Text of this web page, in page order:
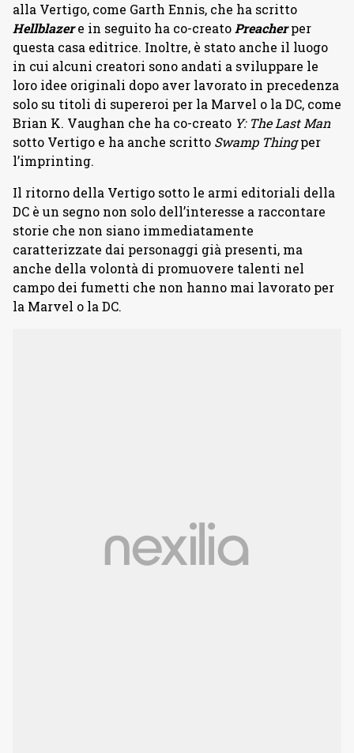
alla Vertigo, come Garth Ennis, che ha scritto
Hellblazere in seguito ha co-creatoPreacherper
questa casa editrice. Inoltre, è stato anche il luogo
in cui alcuni creatori sono andati a sviluppare le
loro idee originali dopo aver lavorato in precedenza
solo su titoli di supereroi per la Marvel o la DC, come
Brian K. Vaughan che ha co-creato Y: The Last Man
sotto Vertigo e ha anche scritto Swamp Thingper
l’imprinting.
Il ritorno della Vertigo sotto le armi editoriali della
DC è un segno non solo dell’interesse a raccontare
storie che non siano immediatamente
caratterizzate dai personaggi già presenti, ma
anche della volontà di promuovere talenti nel
campo dei fumetti che non hanno mai lavorato per
la Marvel o la DC.